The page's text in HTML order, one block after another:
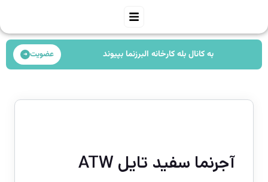
به کانال بله کارخانه البرزنما بپیوند عضویت ➜
آجرنما سفید تایل ATW